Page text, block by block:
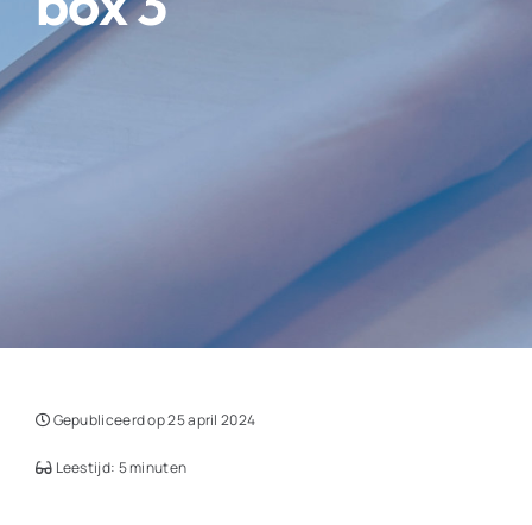
Gepubliceerd op 25 april 2024
Leestijd: 5 minuten